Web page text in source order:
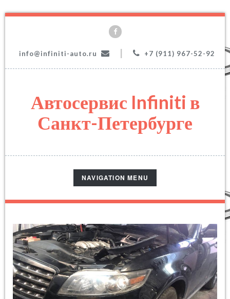
info@infiniti-auto.ru +7 (911) 967-52-92
Автосервис Infiniti в
Санкт-Петербурге
TOGGLE
NAVIGATION
NAVIGATION MENU